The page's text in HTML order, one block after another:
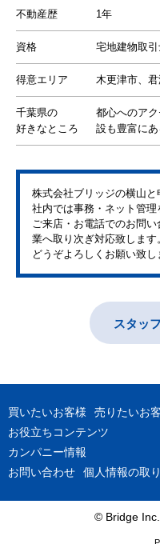
不動産歴 1年
資格 宅地建物取
得意エリア 木更津市、
千葉県の
好きなところ
都心へのア
設も豊富に
株式会社ブリッジの横山と
社内では事務・ネット管理
ご来店・お電話でのお問
業へ取り次ぎ対応致します
どうぞよろしくお願い致し
スタッ
買いたいお客様
売りたいお
お役立ちコンテンツ
カンパニー情報
お問い合わせ
個人情報の取
© Bridge